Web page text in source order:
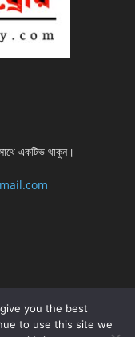
একটিভ থাকুন।
শ্রেনী – mobile
নতুন সব গল্প 2022
you the best
to use this site we